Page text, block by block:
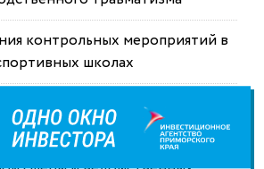
контрольных мероприятий в
школах
учреждения
коммунального хозяйства,